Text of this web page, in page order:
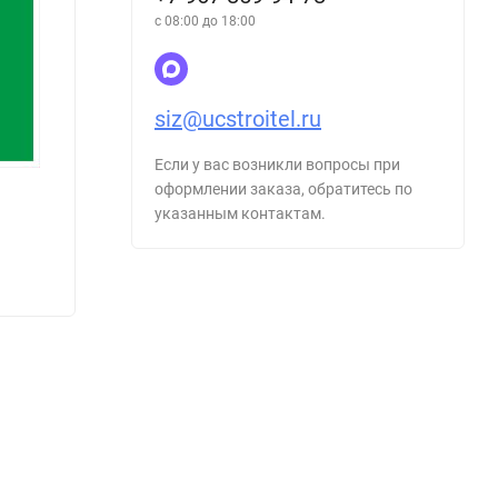
Знак VS01-10 Посторонним вход
с 08:00 до 18:00
siz@ucstroitel.ru
Если у вас возникли вопросы при
оформлении заказа, обратитесь по
указанным контактам.